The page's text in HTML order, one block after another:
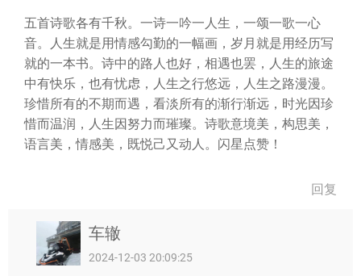
五首诗歌各有千秋。一诗一吟一人生，一颂一歌一心
音。人生就是用情感勾勤的一幅画，岁月就是用经历写
就的一本书。诗中的路人也好，相遇也罢，人生的旅途
中有快乐，也有忧虑，人生之行悠远，人生之路漫漫。
珍惜所有的不期而遇，看淡所有的渐行渐远，时光因珍
惜而温润，人生因努力而璀璨。诗歌意境美，构思美，
语言美，情感美，既悦己又动人。闪星点赞！
回复
车辙
2024-12-03 20:09:25